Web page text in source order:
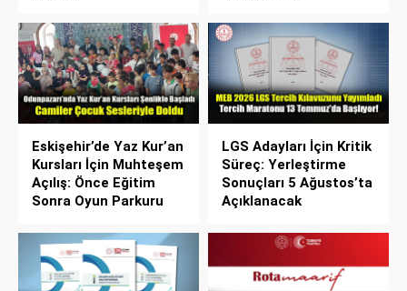
Eskişehir’de Yaz Kur’an
Kursları İçin Muhteşem
Açılış: Önce Eğitim
Sonra Oyun Parkuru
LGS Adayları İçin Kritik
Süreç: Yerleştirme
Sonuçları 5 Ağustos’ta
Açıklanacak